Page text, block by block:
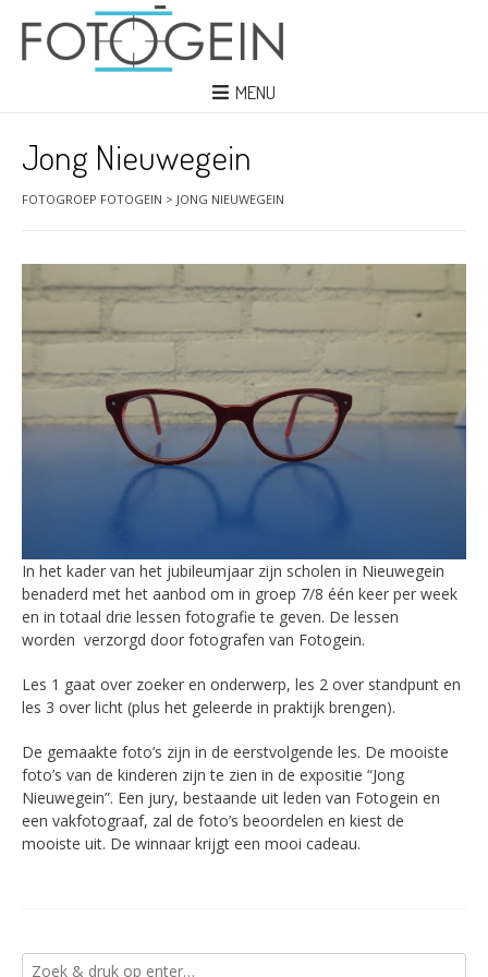
MENU
Jong Nieuwegein
FOTOGROEP FOTOGEIN > JONG NIEUWEGEIN
In het kader van het jubileumjaar zijn scholen in Nieuwegein
benaderd met het aanbod om in groep 7/8 één keer per week
en in totaal drie lessen fotografie te geven. De lessen
worden verzorgd door fotografen van Fotogein.
Les 1 gaat over zoeker en onderwerp, les 2 over standpunt en
les 3 over licht (plus het geleerde in praktijk brengen).
De gemaakte foto’s zijn in de eerstvolgende les. De mooiste
foto’s van de kinderen zijn te zien in de expositie “Jong
Nieuwegein”. Een jury, bestaande uit leden van Fotogein en
een vakfotograaf, zal de foto’s beoordelen en kiest de
mooiste uit. De winnaar krijgt een mooi cadeau.